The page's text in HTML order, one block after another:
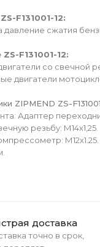
F131001-12:
давление сжатия
F131001-12:
со свечной
двигатели
ZIPMEND ZS-
Адаптер
резьбу: М14х1,25.
М12х1.25.
доставка
точно в срок,